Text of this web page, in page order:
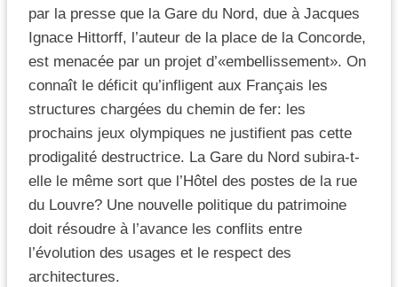
par la presse que la Gare du Nord, due à Jacques
Ignace Hittorff, l’auteur de la place de la Concorde,
est menacée par un projet d’«embellissement». On
connaît le déficit qu’infligent aux Français les
structures chargées du chemin de fer: les
prochains jeux olympiques ne justifient pas cette
prodigalité destructrice. La Gare du Nord subira-t-
elle le même sort que l’Hôtel des postes de la rue
du Louvre? Une nouvelle politique du patrimoine
doit résoudre à l’avance les conflits entre
l’évolution des usages et le respect des
architectures.